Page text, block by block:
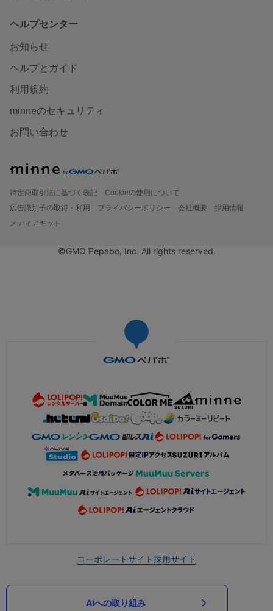
ヘルプセンター
お知らせ
ヘルプとガイド
利用規約
minneのセキュリティ
お問い合わせ
特定商取引法に基づく表記
Cookieの使用について
広告識別子の取得・利用
プライバシーポリシー 会社概要
採用情報
メディアキット
©GMO Pepabo, Inc. All rights reserved.
コーポレートサイト採用サイト
AIへの取り組み